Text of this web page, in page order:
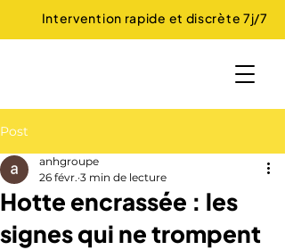
Intervention rapide et discrète 7j/7
Post
Hotte encrassée : les
signes qui ne trompent
anhgroupe
26 févr. 3 min de lecture